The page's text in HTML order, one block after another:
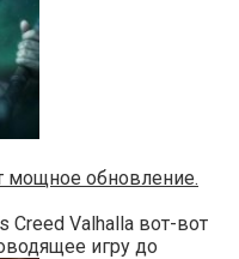
мощное обновление.
Creed Valhalla вот-вот
игру до